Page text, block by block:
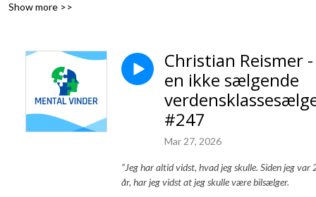
dag.
række ”mentale vindere”, som deler deres erfaringer.
At være en mental vinder er ikke at være Superman eller en anden
Mentale vindere er helt almindelige mennesker som dig og mig, der har
lært at bruge de rigtige mentale værktøjer i en given kontekst.
Show more >>
Christian Reismer -
en ikke sælgende
#247
Mar 27, 2026
”Jeg har altid vidst, hvad jeg skulle. Siden jeg var
år, har jeg vidst at jeg skulle være bilsælger.